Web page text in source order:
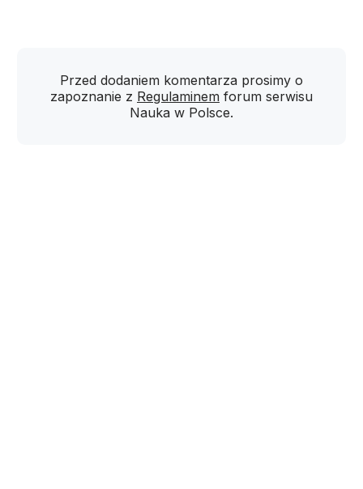
Przed dodaniem komentarza prosimy o
zapoznanie z Regulaminem forum serwisu
Nauka w Polsce.